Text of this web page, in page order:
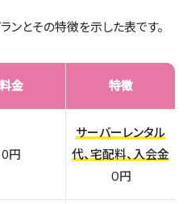
ンとその特徴を示した表です。
料金 特徴
0円
サーバーレンタル
代、宅配料、入会金
０円